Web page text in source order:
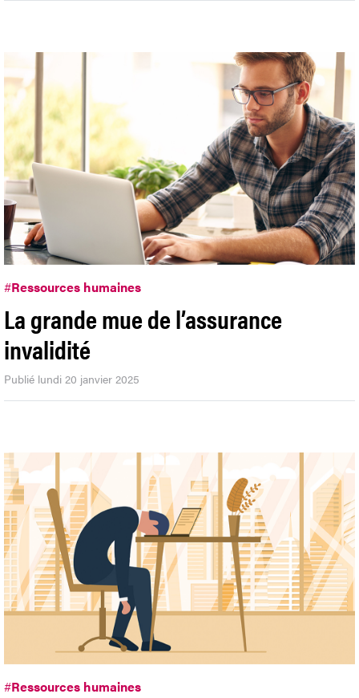
#Ressources humaines
La grande mue de l’assurance
invalidité
Publié lundi 20 janvier 2025
#Ressources humaines